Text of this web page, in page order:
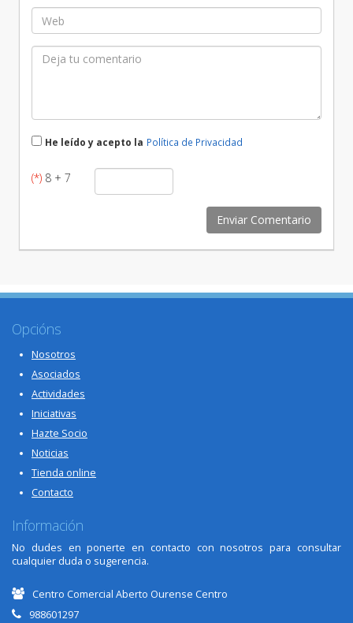
He leído y acepto la Política de Privacidad
(*) 8 + 7
Opcións
Nosotros
Asociados
Actividades
Iniciativas
Hazte Socio
Noticias
Tienda online
Contacto
Información
No dudes en ponerte en contacto con nosotros para consultar
cualquier duda o sugerencia.
Centro Comercial Aberto Ourense Centro
988601297